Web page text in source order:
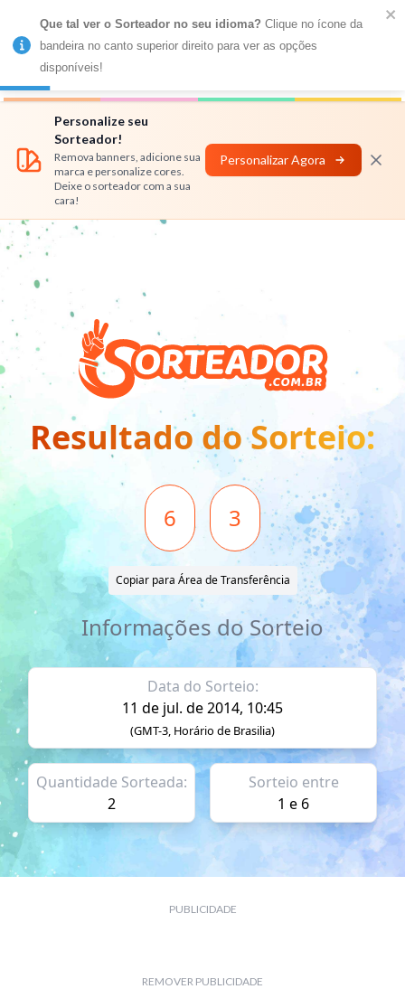
MENU
Números
Personalize seu
Sorteador!
Remova banners, adicione sua
marca e personalize cores.
Deixe o sorteador com a sua
cara!
Personalizar Agora
Resultado do Sorteio:
6 3
Copiar para Área de Transferência
Informações do Sorteio
Data do Sorteio:
11 de jul. de 2014, 10:45
(GMT-3, Horário de Brasilia)
Quantidade Sorteada:
2
Sorteio entre
1 e 6
PUBLICIDADE
REMOVER PUBLICIDADE
Que tal ver o Sorteador no seu idioma? Clique no ícone da
bandeira no canto superior direito para ver as opções
disponíveis!